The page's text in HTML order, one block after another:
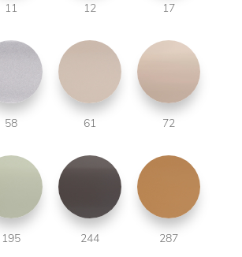
11 12 17
58 61 72
195 244 287